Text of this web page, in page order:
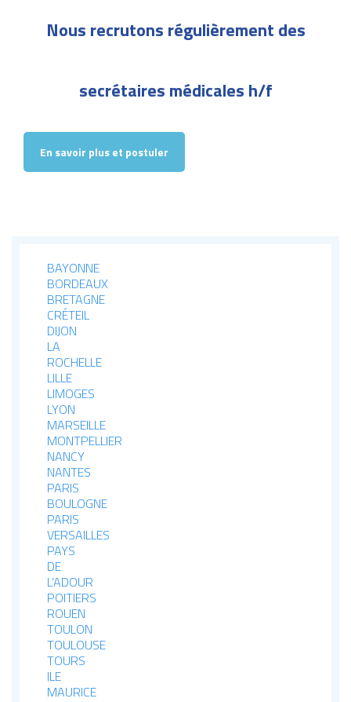
Nous recrutons régulièrement des
secrétaires médicales h/f
En savoir plus et postuler
BAYONNE
BORDEAUX
BRETAGNE
CRÉTEIL
DIJON
LA
ROCHELLE
LILLE
LIMOGES
LYON
MARSEILLE
MONTPELLIER
NANCY
NANTES
PARIS
BOULOGNE
PARIS
VERSAILLES
PAYS
DE
L’ADOUR
POITIERS
ROUEN
TOULON
TOULOUSE
TOURS
ILE
MAURICE